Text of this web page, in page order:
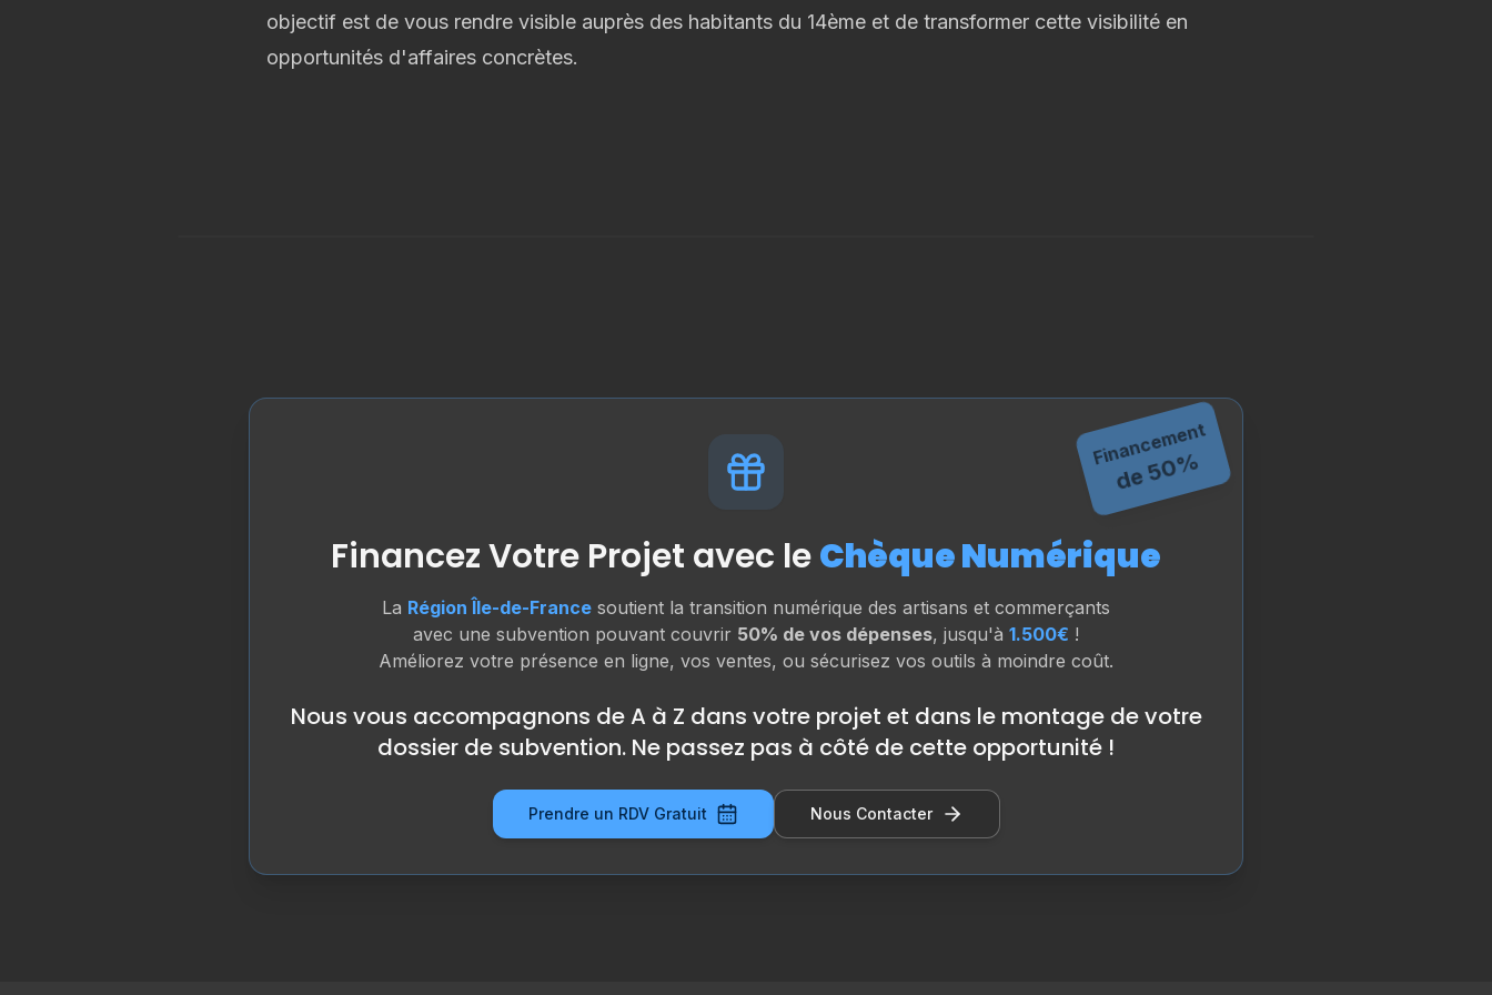
objectif est de vous rendre visible auprès des habitants du 14ème et de transformer cette visibilité en
opportunités d'affaires concrètes.
Financement
de 50%
Financez Votre Projet avec leChèque Numérique
La Région Île-de-France soutient la transition numérique des artisans et commerçants
avec une subvention pouvant couvrir 50% de vos dépenses, jusqu'à 1.500€ !
Améliorez votre présence en ligne, vos ventes, ou sécurisez vos outils à moindre coût.
Nous vous accompagnons de A à Z dans votre projet et dans le montage de votre
dossier de subvention. Ne passez pas à côté de cette opportunité !
Prendre un RDV Gratuit Nous Contacter